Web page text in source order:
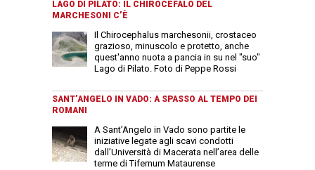
LAGO DI PILATO: IL CHIROCEFALO DEL
MARCHESONI C’È
Il Chirocephalus marchesonii, crostaceo
grazioso, minuscolo e protetto, anche
quest'anno nuota a pancia in su nel "suo"
Lago di Pilato. Foto di Peppe Rossi
SANT’ANGELO IN VADO: A SPASSO AL TEMPO DEI
ROMANI
A Sant’Angelo in Vado sono partite le
iniziative legate agli scavi condotti
dall’Università di Macerata nell’area delle
terme di Tifernum Mataurense